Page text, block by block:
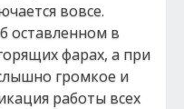
вовсе.
оставленном в
фарах, а при
громкое и
работы всех